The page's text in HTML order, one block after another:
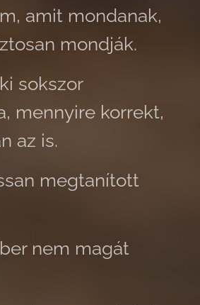
amit mondanak,
mondják.
sokszor
mennyire korrekt,
az is.
megtanított
nem magát